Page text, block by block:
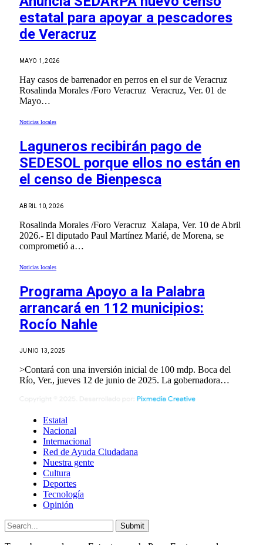
estatal para apoyar a pescadores
de Veracruz
MAYO 1, 2026
Hay casos de barrenador en perros en el sur de Veracruz
Rosalinda Morales /Foro Veracruz Veracruz, Ver. 01 de
Mayo…
Noticias locales
Laguneros recibirán pago de
SEDESOL porque ellos no están en
el censo de Bienpesca
ABRIL 10, 2026
Rosalinda Morales /Foro Veracruz Xalapa, Ver. 10 de Abril
2026.- El diputado Paul Martínez Marié, de Morena, se
comprometió a…
Noticias locales
Programa Apoyo a la Palabra
arrancará en 112 municipios:
Rocío Nahle
JUNIO 13, 2025
>Contará con una inversión inicial de 100 mdp. Boca del
Río, Ver., jueves 12 de junio de 2025. La gobernadora…
Estatal
Nacional
Internacional
Red de Ayuda Ciudadana
Nuestra gente
Cultura
Deportes
Tecnología
Opinión
Submit